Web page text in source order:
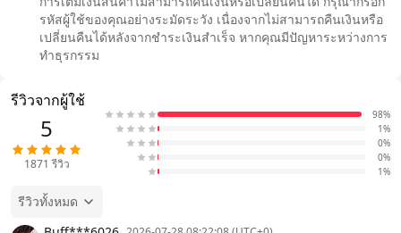
รหัสผู้ใช้ของคุณอย่างระมัดระวัง เนื่องจากไม่สามารถคืนเงินหรือ
เปลี่ยนคืนได้หลังจากชำระเงินสำเร็จ หากคุณมีปัญหาระหว่างการ
ทำธุรกรรม
รีวิวจากผู้ใช้
5
1871 รีวิว
98%
1%
0%
0%
1%
รีวิวทั้งหมด